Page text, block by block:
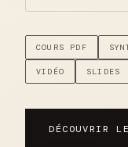
COURS PDF
VIDÉO SLIDES
DÉCOUVRIR